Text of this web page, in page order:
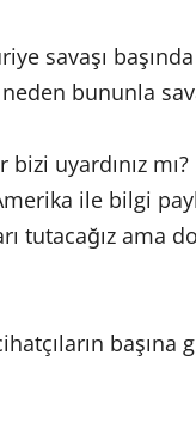
savaşı
bununla
uyardınız
ile bilgi
tutacağız ama